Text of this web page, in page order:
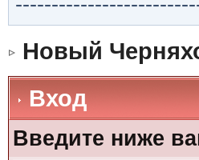
Новый
Вход
Введите ниже